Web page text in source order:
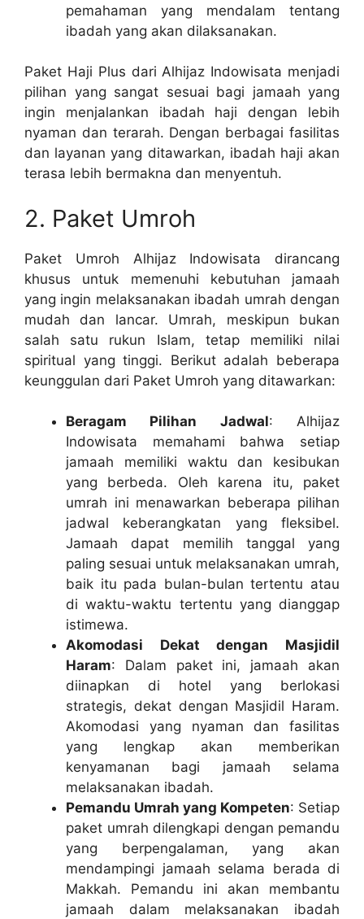
pemahaman yang mendalam tentang
ibadah yang akan dilaksanakan.
Paket Haji Plus dari Alhijaz Indowisata menjadi
pilihan yang sangat sesuai bagi jamaah yang
ingin menjalankan ibadah haji dengan lebih
nyaman dan terarah. Dengan berbagai fasilitas
dan layanan yang ditawarkan, ibadah haji akan
terasa lebih bermakna dan menyentuh.
2. Paket Umroh
Paket Umroh Alhijaz Indowisata dirancang
khusus untuk memenuhi kebutuhan jamaah
yang ingin melaksanakan ibadah umrah dengan
mudah dan lancar. Umrah, meskipun bukan
salah satu rukun Islam, tetap memiliki nilai
spiritual yang tinggi. Berikut adalah beberapa
keunggulan dari Paket Umroh yang ditawarkan:
Beragam Pilihan Jadwal: Alhijaz
Indowisata memahami bahwa setiap
jamaah memiliki waktu dan kesibukan
yang berbeda. Oleh karena itu, paket
umrah ini menawarkan beberapa pilihan
jadwal keberangkatan yang fleksibel.
Jamaah dapat memilih tanggal yang
paling sesuai untuk melaksanakan umrah,
baik itu pada bulan-bulan tertentu atau
di waktu-waktu tertentu yang dianggap
istimewa.
Akomodasi Dekat dengan Masjidil
Haram: Dalam paket ini, jamaah akan
diinapkan di hotel yang berlokasi
strategis, dekat dengan Masjidil Haram.
Akomodasi yang nyaman dan fasilitas
yang lengkap akan memberikan
kenyamanan bagi jamaah selama
melaksanakan ibadah.
Pemandu Umrah yang Kompeten: Setiap
paket umrah dilengkapi dengan pemandu
yang berpengalaman, yang akan
mendampingi jamaah selama berada di
Makkah. Pemandu ini akan membantu
jamaah dalam melaksanakan ibadah